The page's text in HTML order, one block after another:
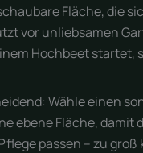
Fläche, die
vor unliebsamen
Hochbeet
Wähle einen
ebene Fläche, damit
passen – zu